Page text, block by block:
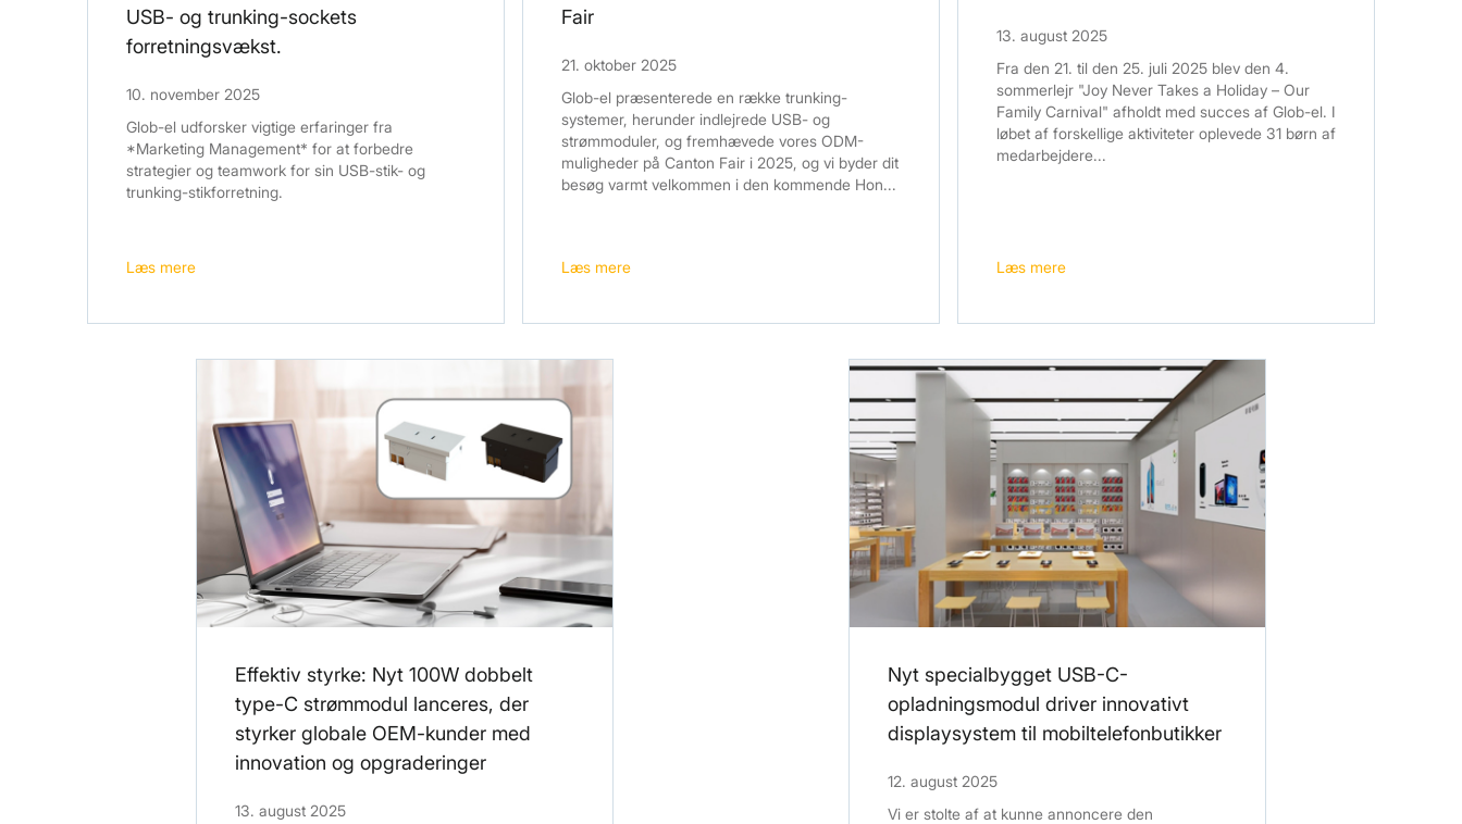
USB- og trunking-sockets
forretningsvækst.
10. november 2025
Glob-el udforsker vigtige erfaringer fra
*Marketing Management* for at forbedre
strategier og teamwork for sin USB-stik- og
trunking-stikforretning.
Læs mere
Fair
21. oktober 2025
Glob-el præsenterede en række trunking-
systemer, herunder indlejrede USB- og
strømmoduler, og fremhævede vores ODM-
muligheder på Canton Fair i 2025, og vi byder dit
besøg varmt velkommen i den kommende Hon...
Læs mere
13. august 2025
Fra den 21. til den 25. juli 2025 blev den 4.
sommerlejr "Joy Never Takes a Holiday – Our
Family Carnival" afholdt med succes af Glob-el. I
løbet af forskellige aktiviteter oplevede 31 børn af
medarbejdere...
Læs mere
Effektiv styrke: Nyt 100W dobbelt
type-C strømmodul lanceres, der
styrker globale OEM-kunder med
innovation og opgraderinger
13. august 2025
Nyt specialbygget USB-C-
opladningsmodul driver innovativt
displaysystem til mobiltelefonbutikker
12. august 2025
Vi er stolte af at kunne annoncere den